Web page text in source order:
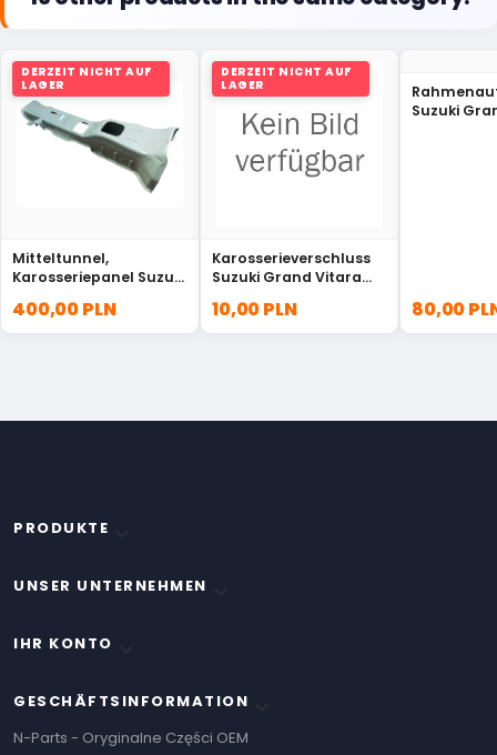
DERZEIT NICHT AUF
LAGER
Mitteltunnel,
Karosseriepanel Suzuki
400,00 PLN
DERZEIT NICHT AUF
LAGER
Karosserieverschluss
Suzuki Grand Vitara
10,00 PLN
Suzuki
80,00
PRODUKTE
UNSER UNTERNEHMEN
IHR KONTO
GESCHÄFTSINFORMATION
N-Parts - Oryginalne Części OEM